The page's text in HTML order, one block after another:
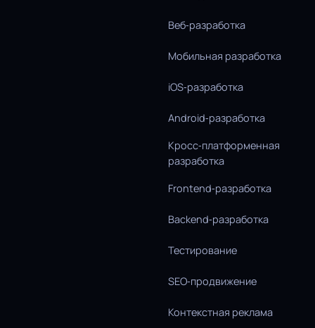
Веб‑разработка
Мобильная разработка
iOS‑разработка
Android‑разработка
Кросс‑платформенная
разработка
Frontend‑разработка
Backend‑разработка
Тестирование
SEO‑продвижение
Контекстная реклама